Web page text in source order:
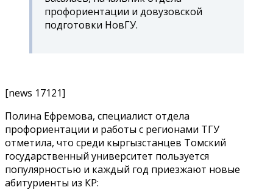
профориентации и довузовской
подготовки НовГУ.
[news 17121]
Полина Ефремова, специалист отдела
профориентации и работы с регионами ТГУ
отметила, что среди кыргызстанцев Томский
государственный университет пользуется
популярностью и каждый год приезжают новые
абитуриенты из КР: